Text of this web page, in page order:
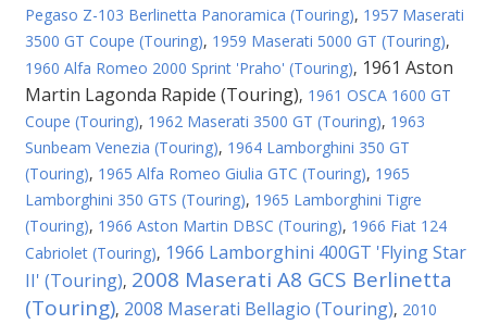
Pegaso Z-103 Berlinetta Panoramica (Touring), 1957 Maserati
3500 GT Coupe (Touring), 1959 Maserati 5000 GT (Touring),
1960 Alfa Romeo 2000 Sprint 'Praho' (Touring), 1961 Aston
Martin Lagonda Rapide (Touring), 1961 OSCA 1600 GT
Coupe (Touring), 1962 Maserati 3500 GT (Touring), 1963
Sunbeam Venezia (Touring), 1964 Lamborghini 350 GT
(Touring), 1965 Alfa Romeo Giulia GTC (Touring), 1965
Lamborghini 350 GTS (Touring), 1965 Lamborghini Tigre
(Touring), 1966 Aston Martin DBSC (Touring), 1966 Fiat 124
Cabriolet (Touring), 1966 Lamborghini 400GT 'Flying Star
II' (Touring), 2008 Maserati A8 GCS Berlinetta
(Touring), 2008 Maserati Bellagio (Touring), 2010